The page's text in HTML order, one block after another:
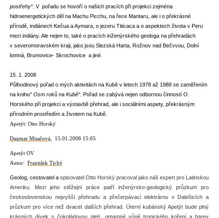
postřehy“. V pořadu se hovoří o našich pracích při projekci zejména
hidroenergetických děl na Machu Picchu, na řece Mantaru, ale i o překrásné
přírodě, indiánech Kečua a Aymara, o jezeru Titicaca a o aspektech života v Peru
mezi indiány. Ale nejen to, také o pracích inženýrského geologa na přehradách
v severomoravském kraji, jako jsou Slezská Harta, Rožnov nad Bečvvou, Dolní
lomná, Brumovice- Skrochovice a jiné.
15. 1. 2008
Půlhodinový pořad o mých aktivitách na Kubě v letech 1978 až 1988 se zaměřením
na knihu“ Osm roků na Kubě“. Pořad se zabývá nejen odbornou činností O.
Horského při projekci a výstavbě přehrad, ale i sociálními aspety, překrásným
přírodním prostředím a životem na Kubě.
Apetýt: Otto Horský
Dagmar Misařová , 15.01.2008 15:05
Apetýt OV
Autor: František Tichý
Geolog, cestovatel a spisovatel Otto Horský pracoval jako náš expert pro Latinskou
Ameriku. Mezi jeho stěžejní práce patří inženýrsko-geologický průzkum pro
československou nejvyšší přehradu a přečerpávací elektrárnu v Dalešicích a
průzkum pro více než dvacet dalších přehrad. Úterní kubánský Apetýt bude plný
krásných dívek s čokoládovou pletí, omamné vůně tropického koření a barev